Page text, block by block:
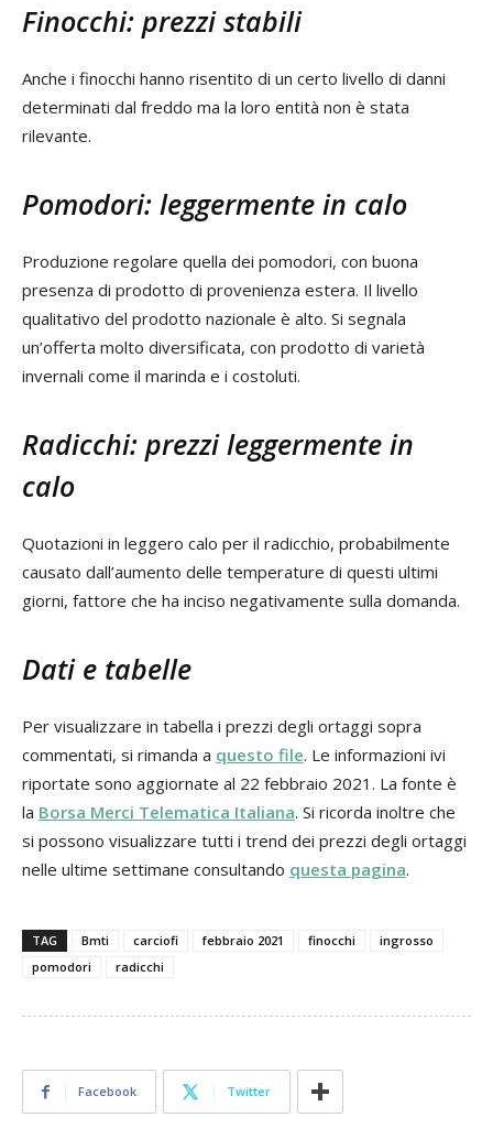
Finocchi: prezzi stabili
Anche i finocchi hanno risentito di un certo livello di danni
determinati dal freddo ma la loro entità non è stata
rilevante.
Pomodori: leggermente in calo
Produzione regolare quella dei pomodori, con buona
presenza di prodotto di provenienza estera. Il livello
qualitativo del prodotto nazionale è alto. Si segnala
un’offerta molto diversificata, con prodotto di varietà
invernali come il marinda e i costoluti.
Radicchi: prezzi leggermente in
calo
Quotazioni in leggero calo per il radicchio, probabilmente
causato dall’aumento delle temperature di questi ultimi
giorni, fattore che ha inciso negativamente sulla domanda.
Dati e tabelle
Per visualizzare in tabella i prezzi degli ortaggi sopra
commentati, si rimanda a questo file. Le informazioni ivi
riportate sono aggiornate al 22 febbraio 2021. La fonte è
la Borsa Merci Telematica Italiana. Si ricorda inoltre che
si possono visualizzare tutti i trend dei prezzi degli ortaggi
nelle ultime settimane consultando questa pagina.
TAG Bmti carciofi febbraio 2021 finocchi
ingrosso
pomodori
radicchi
Facebook Twitter